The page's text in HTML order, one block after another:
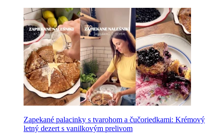
Zapekané palacinky s tvarohom a čučoriedkami: Krémový
letný dezert s vanilkovým prelivom